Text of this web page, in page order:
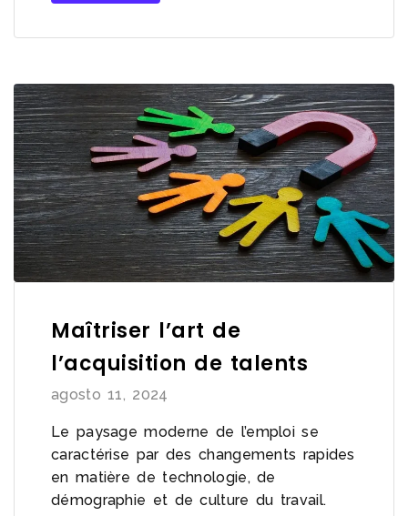
Maîtriser l’art de
l’acquisition de talents
agosto 11, 2024
Le paysage moderne de l’emploi se
caractérise par des changements rapides
en matière de technologie, de
démographie et de culture du travail.